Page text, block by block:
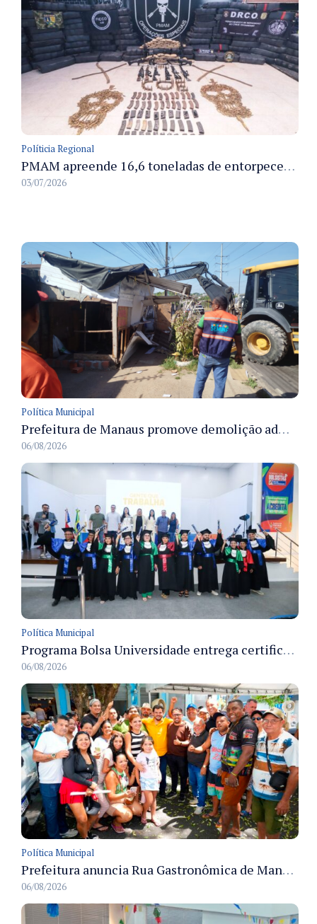
Políticia Regional
PMAM apreende 16,6 toneladas de entorpecentes e registra aumento nas prisões em flagrante e nas capturas de foragidos no primeiro semestre de 2026
03/07/2026
Política Municipal
Prefeitura de Manaus promove demolição administrativa de cinco estruturas que ocupavam calçada pública
06/08/2026
Política Municipal
Programa Bolsa Universidade entrega certificados a formandos em Manaus na sede do Executivo municipal
06/08/2026
Política Municipal
Prefeitura anuncia Rua Gastronômica de Manaus e garante alternativas para 54 ambulantes cadastrados
06/08/2026